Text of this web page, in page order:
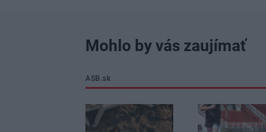
Mohlo by vás zaujímať
ASB.sk